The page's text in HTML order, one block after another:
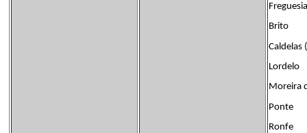
Brito
Caldelas
Lordelo
Moreira
Ponte
Ronfe